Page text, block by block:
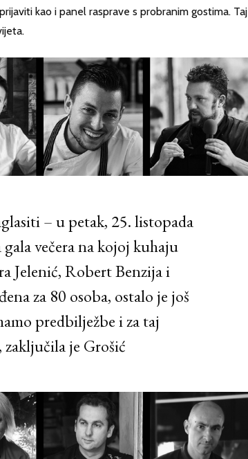
kao i panel rasprave s probranim gostima. Taj
– u petak, 25. listopada
večera na kojoj kuhaju
Jelenić, Robert Benzija i
za 80 osoba, ostalo je još
predbilježbe i za taj
je Grošić